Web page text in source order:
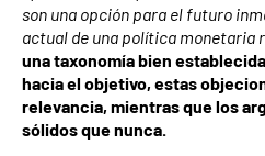
son una opción para el futuro
actual de una política monetaria
una taxonomía bien
hacia el objetivo, estas
relevancia, mientras que los
sólidos que nunca.